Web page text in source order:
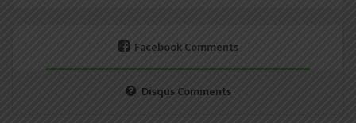
Facebook Comments
Disqus Comments